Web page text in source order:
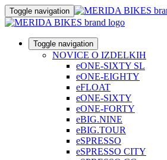
Toggle navigation
Toggle navigation
NOVICE O IZDELKIH
eONE-SIXTY SL
eONE-EIGHTY
eFLOAT
eONE-SIXTY
eONE-FORTY
eBIG.NINE
eBIG.TOUR
eSPRESSO
eSPRESSO CITY